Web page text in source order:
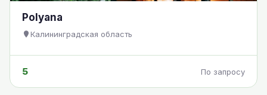
Polyana
Калининградская область
5 По запросу